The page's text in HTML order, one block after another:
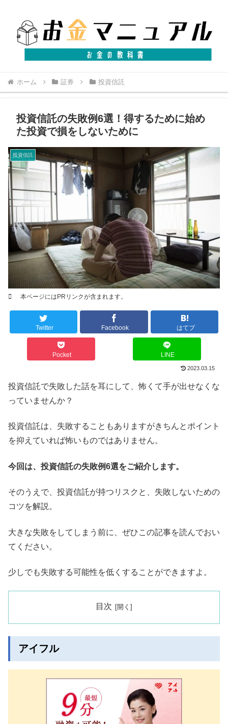
ホーム 証券 投資信託
投資信託の失敗例6選！得するために始め
た投資で損をしないために
本ページにはPRリンクが含まれます。
投資信託
Twitter Facebook はてブ
Pocket LINE
2023.03.15
投資信託で失敗した話を耳にして、怖くて手が出せなくな
っていませんか？
投資信託は、失敗することもありますがきちんとポイント
を抑えていれば怖いものではありません。
今回は、投資信託の失敗例6選をご紹介します。
そのうえで、投資信託が持つリスクと、失敗しないための
コツを解説。
大きな失敗をしてしまう前に、ぜひこの記事を読んでおい
てください。
少しでも失敗する可能性を低くすることができますよ。
目次
アイフル